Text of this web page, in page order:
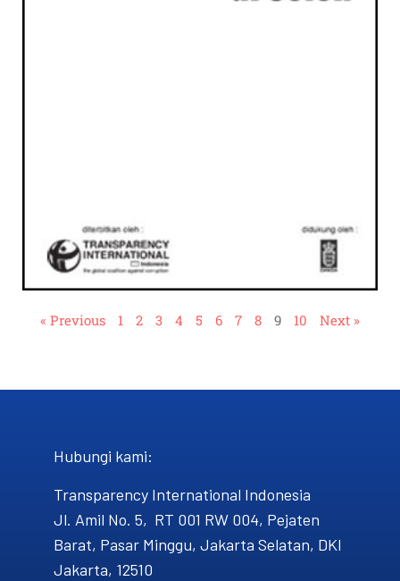
« Previous 1 2 3 4 5 6 7 8 9 10 Next »
Hubungi kami​:
Transparency International Indonesia
Jl. Amil No. 5, RT 001 RW 004, Pejaten
Barat, Pasar Minggu, Jakarta Selatan, DKI
Jakarta, 12510